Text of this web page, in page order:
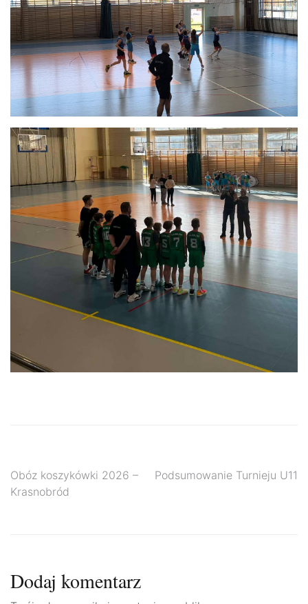
Nawigacja
wpisu
Obóz koszykówki 2026 –
Krasnobród
Podsumowanie Turnieju U11
Dodaj komentarz